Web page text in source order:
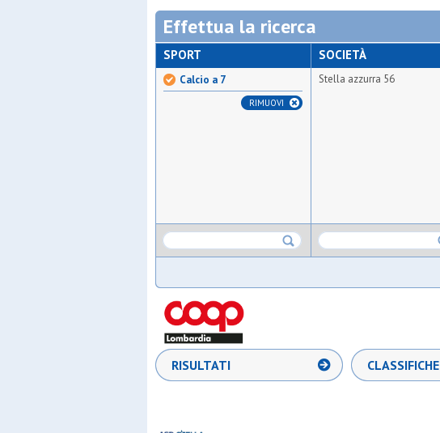
Effettua la ricerca
SPORT
Calcio a 7
RIMUOVI
SOCIETÀ
Stella azzurra 56
RISULTATI CLASSIFICHE